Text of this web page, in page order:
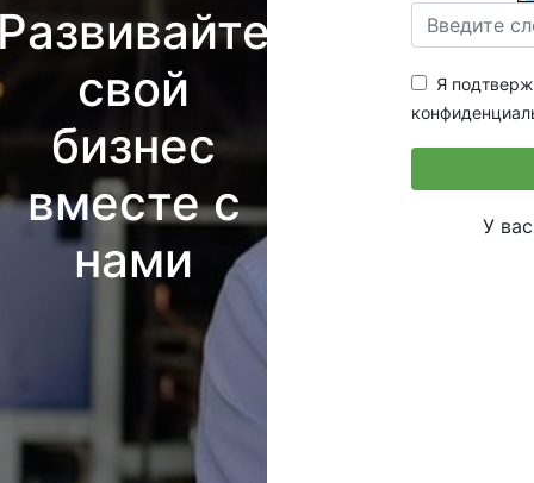
Я
У
свой
бизнес
вместе с
нами